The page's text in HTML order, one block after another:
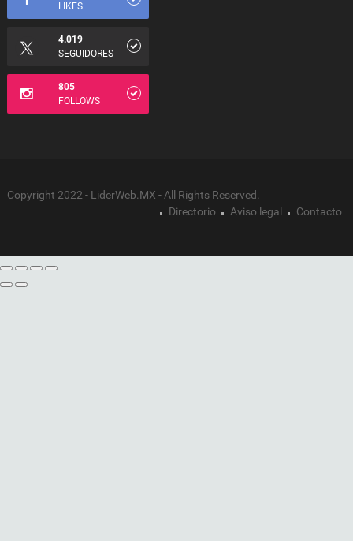
LIKES
4.019
SEGUIDORES
805
FOLLOWS
Copyright 2022 - LiderWeb.MX - All Rights Reserved.
Directorio
Aviso legal Contacto